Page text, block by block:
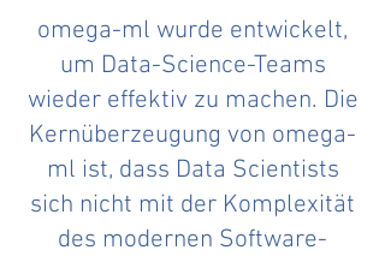
omega-ml wurde entwickelt,
um Data-Science-Teams
wieder effektiv zu machen. Die
Kernüberzeugung von omega-
ml ist, dass Data Scientists
sich nicht mit der Komplexität
des modernen Software-